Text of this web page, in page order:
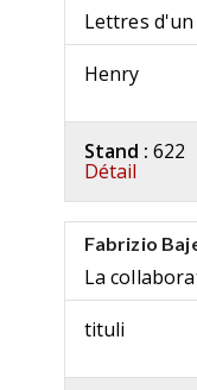
Lettres
Henry
Stand : 622
Détail
Fabrizio
La
tituli